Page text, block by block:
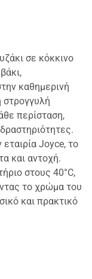
σε κόκκινο
καθημερινή
στρογγυλή
περίσταση,
Joyce, το
και αντοχή.
στους 40°C,
το χρώμα του
και πρακτικό